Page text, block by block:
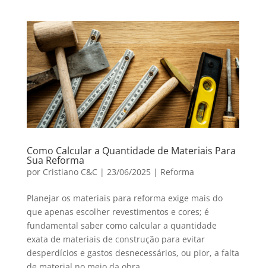
Como Calcular a Quantidade de Materiais Para
Sua Reforma
por Cristiano C&C | 23/06/2025| Reforma
Planejar os materiais para reforma exige mais do
que apenas escolher revestimentos e cores; é
fundamental saber como calcular a quantidade
exata de materiais de construção para evitar
desperdícios e gastos desnecessários, ou pior, a falta